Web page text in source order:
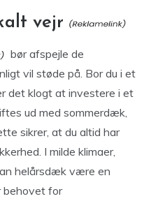
vejr
bør afspejle de
vil støde på. Bor du i et
det klogt at investere i et
ud med sommerdæk,
sikrer, at du altid har
I milde klimaer,
helårsdæk være en
behovet for